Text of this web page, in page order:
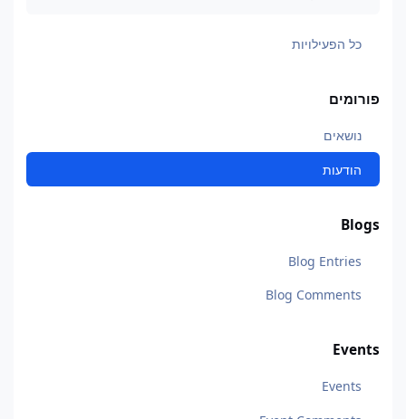
כל הפעילויות
פורומים
נושאים
הודעות
Blogs
Blog Entries
Blog Comments
Events
Events